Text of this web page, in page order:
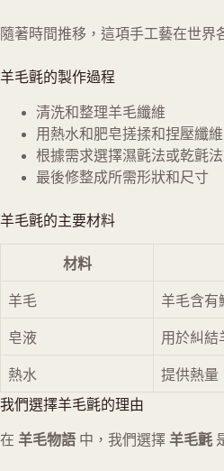
隨著時間推移，這項手工藝在世界
羊毛氈的製作過程
清洗和整理羊毛纖維
用熱水和肥皂搓揉和捏壓纖維
根據需求選擇濕氈法或乾氈
最後修整成所需形狀和尺寸
羊毛氈的主要材料
材料
羊毛 羊毛含有
皂液 用於糾結
熱水
提供熱量
我們選擇羊毛氈的理由
在 羊毛物語 中，我們選擇 羊毛氈